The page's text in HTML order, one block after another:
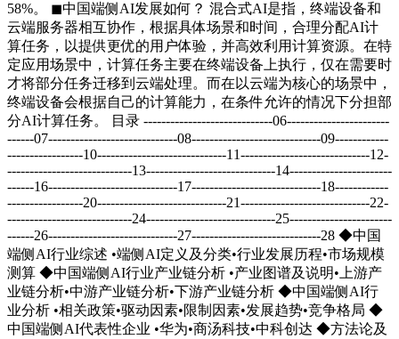
58%。 ◼中国端侧AI发展如何？ 混合式AI是指，终端设备和
云端服务器相互协作，根据具体场景和时间，合理分配AI计
算任务，以提供更优的用户体验，并高效利用计算资源。在特
定应用场景中，计算任务主要在终端设备上执行，仅在需要时
才将部分任务迁移到云端处理。而在以云端为核心的场景中，
终端设备会根据自己的计算能力，在条件允许的情况下分担部
分AI计算任务。 目录 -----------------------------06-----------------------
------07-----------------------------08-----------------------------09------------
-----------------10-----------------------------11-----------------------------12-
----------------------------13-----------------------------14-----------------------
------16-----------------------------17-----------------------------18------------
-----------------20-----------------------------21-----------------------------22-
----------------------------24-----------------------------25-----------------------
------26-----------------------------27-----------------------------28 ◆中国
端侧AI行业综述 •端侧AI定义及分类•行业发展历程•市场规模
测算 ◆中国端侧AI行业产业链分析 •产业图谱及说明•上游产
业链分析•中游产业链分析•下游产业链分析 ◆中国端侧AI行
业分析 •相关政策•驱动因素•限制因素•发展趋势•竞争格局 ◆
中国端侧AI代表性企业 •华为•商汤科技•中科创达 ◆方法论及